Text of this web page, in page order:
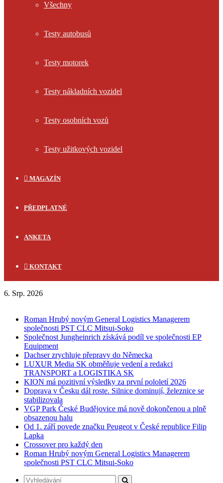
Všechny
Testy autobusů
Testy motorek
Testy nákladních vozidel
Testy osobních vozů
Testy užitkových vozidel
MAGAZÍN
PŘEDPLATNÉ
ANKETA
KONTAKT
6. Srp. 2026
Roman Hrubý novým General Logistics Managerem
společnosti PST CLC Mitsui-Soko
Společnost Jungheinrich získává podíl ve společnosti EP
Equipment
Dachser zrychluje přepravy do Německa
LUXUR Media SK obměňuje vedení a redakci
TRANSPORT a LOGISTIKA SK
KION má pozitivní výsledky za první pololetí 2026
Doprava v Česku dál roste. Silnice dominují, železnice se
stabilizovala
VGP Park České Budějovice má nově dokončenou a plně
obsazenou halu
Od 1. září povede značku Peugeot v České republice Filip
Lapka
Crossover pro každý den
Roman Hrubý novým General Logistics Managerem
společnosti PST CLC Mitsui-Soko